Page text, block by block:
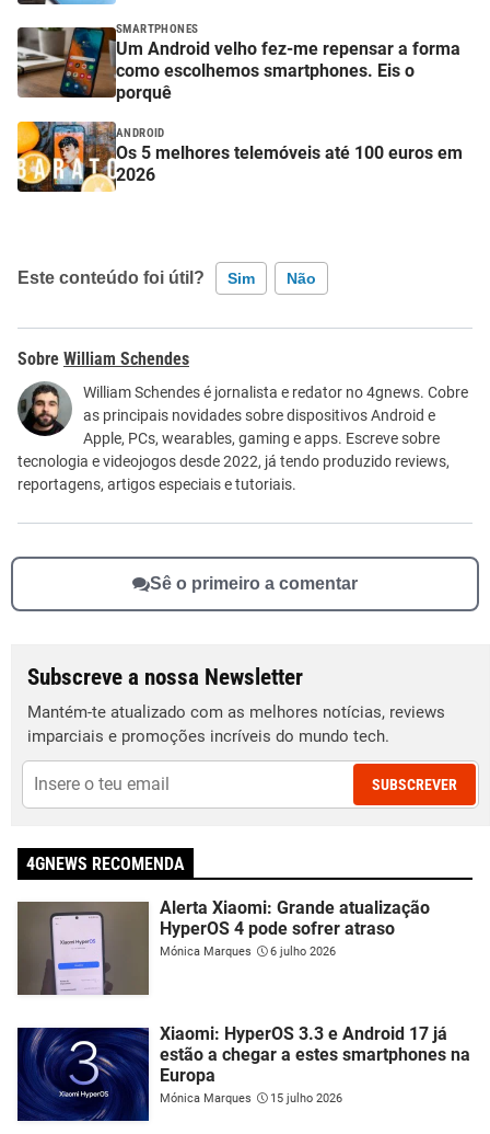
SMARTPHONES
Um Android velho fez-me repensar a forma
como escolhemos smartphones. Eis o
porquê
ANDROID
Os 5 melhores telemóveis até 100 euros em
2026
Este conteúdo foi útil? Sim Não
Este conteúdo contém informação incorreta
Este conteúdo não tem a informação que procuro
Outro
William Schendes
William Schendes é jornalista e redator no 4gnews. Cobre
as principais novidades sobre dispositivos Android e
Apple, PCs, wearables, gaming e apps. Escreve sobre
tecnologia e videojogos desde 2022, já tendo produzido reviews,
reportagens, artigos especiais e tutoriais.
Sê o primeiro a comentar
Subscreve a nossa Newsletter
Mantém-te atualizado com as melhores notícias, reviews
imparciais e promoções incríveis do mundo tech.
SUBSCREVER
4GNEWS RECOMENDA
Alerta Xiaomi: Grande atualização
HyperOS 4 pode sofrer atraso
Mónica Marques 6 julho 2026
Xiaomi: HyperOS 3.3 e Android 17 já
estão a chegar a estes smartphones na
Europa
Mónica Marques 15 julho 2026